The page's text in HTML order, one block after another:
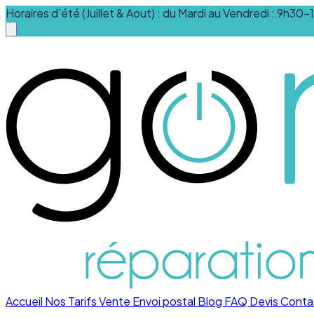
Horaires d’été (Juillet & Aout) : du Mardi au Vendredi :
Accueil Nos TarifsVente Envoi postal Blog FAQ Devis